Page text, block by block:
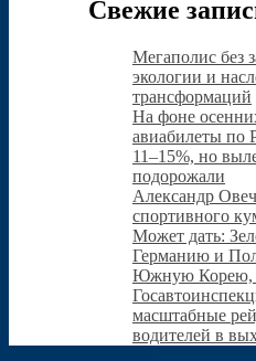
Свежие
Мегаполис без
экологии и
трансформаций
На фоне
авиабилеты по
11–15%, но
подорожали
Александр
спортивного
Может дать:
Германию и
Южную Корею,
масштабные
водителей в